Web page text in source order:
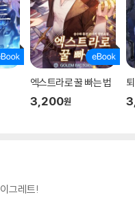
엑스트라로 꿀 빠는 법
3,200원
그레트!